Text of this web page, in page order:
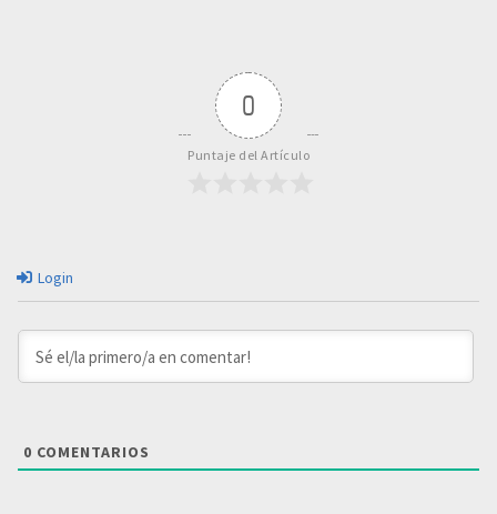
0
Puntaje del Artículo
Login
0 COMENTARIOS